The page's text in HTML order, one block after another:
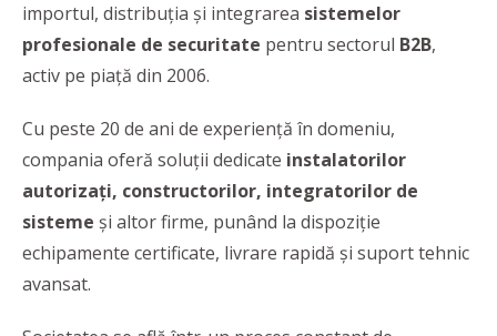
importul, distribuția și integrarea sistemelor
profesionale de securitate pentru sectorul B2B,
activ pe piață din 2006.
Cu peste 20 de ani de experiență în domeniu,
compania oferă soluții dedicate instalatorilor
autorizați, constructorilor, integratorilor de
sisteme şi altor firme, punând la dispoziție
echipamente certificate, livrare rapidă și suport tehnic
avansat.